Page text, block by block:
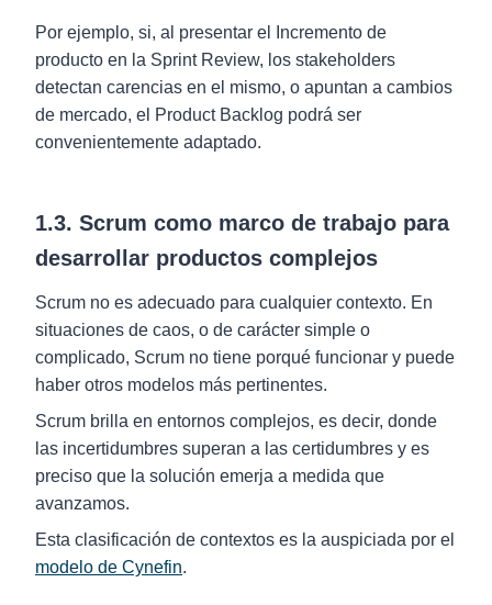
Por ejemplo, si, al presentar el Incremento de
producto en la Sprint Review, los stakeholders
detectan carencias en el mismo, o apuntan a cambios
de mercado, el Product Backlog podrá ser
convenientemente adaptado.
1.3. Scrum como marco de trabajo para
desarrollar productos complejos
Scrum no es adecuado para cualquier contexto. En
situaciones de caos, o de carácter simple o
complicado, Scrum no tiene porqué funcionar y puede
haber otros modelos más pertinentes.
Scrum brilla en entornos complejos, es decir, donde
las incertidumbres superan a las certidumbres y es
preciso que la solución emerja a medida que
avanzamos.
Esta clasificación de contextos es la auspiciada por el
modelo de Cynefin.